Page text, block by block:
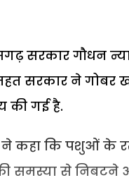
सरकार गौधन
सरकार ने गोबर
की गई है.
ने कहा कि पशुओं के
समस्या से निबटने